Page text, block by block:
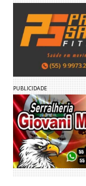
PUBLICIDADE